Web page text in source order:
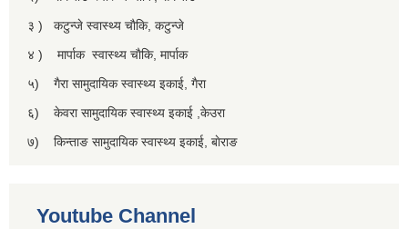
३ ) कटुन्जे स्वास्थ्य चाैकि, कटुन्जे
४ ) मार्पाक स्वास्थ्य चाैकि, मार्पाक
५) गैरा सामुदायिक स्वास्थ्य इकाई, गैरा
६) केवरा सामुदायिक स्वास्थ्य इकाई ,केउरा
७) किन्ताङ सामुदायिक स्वास्थ्य इकाई, बाेराङ
Youtube Channel